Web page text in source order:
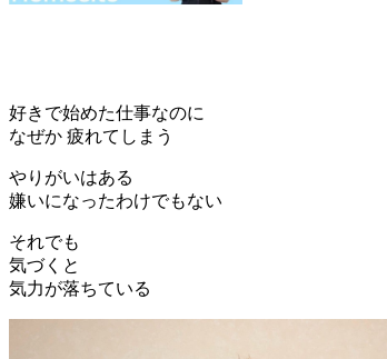
好きで始めた仕事なのに
なぜか 疲れてしまう
やりがいはある
嫌いになったわけでもない
それでも
気づくと
気力が落ちている